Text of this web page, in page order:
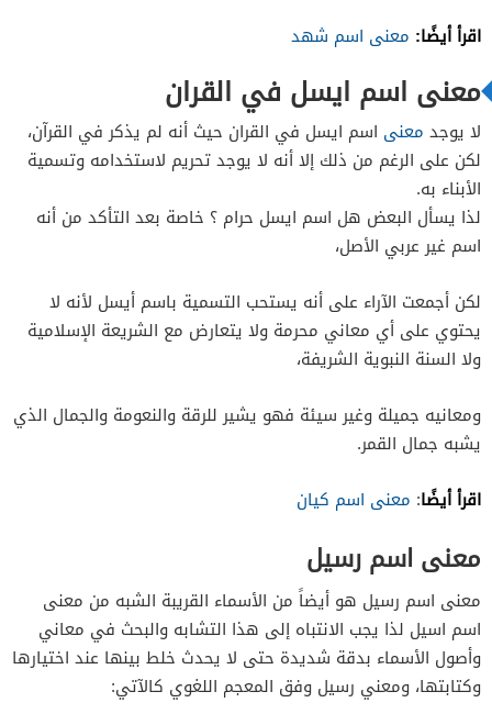
اقرأ أيضًا: معنى اسم شهد
معنى اسم ايسل في القران
لا يوجد معنى اسم ايسل في القران حيث أنه لم يذكر في القرآن،
لكن على الرغم من ذلك إلا أنه لا يوجد تحريم لاستخدامه وتسمية
الأبناء به.
لذا يسأل البعض هل اسم ايسل حرام ؟ خاصة بعد التأكد من أنه
اسم غير عربي الأصل،
لكن أجمعت الآراء على أنه يستحب التسمية باسم أيسل لأنه لا
يحتوي على أي معاني محرمة ولا يتعارض مع الشريعة الإسلامية
ولا السنة النبوية الشريفة،
ومعانيه جميلة وغير سيئة فهو يشير للرقة والنعومة والجمال الذي
يشبه جمال القمر.
اقرأ أيضًا: معنى اسم كيان
معنى اسم رسيل
معنى اسم رسيل هو أيضاً من الأسماء القريبة الشبه من معنى
اسم اسيل لذا يجب الانتباه إلى هذا التشابه والبحث في معاني
وأصول الأسماء بدقة شديدة حتى لا يحدث خلط بينها عند اختيارها
وكتابتها، ومعني رسيل وفق المعجم اللغوي كالآتي: